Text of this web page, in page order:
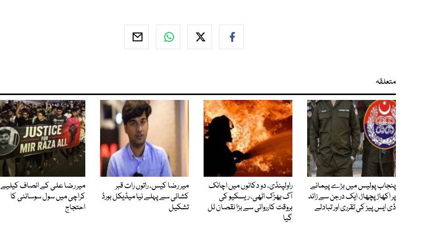
متعلقہ
پنجاب پولیس میں بڑے پیمانے
پر اکھاڑ پچھاڑ، ایک درجن سے زائد
ڈی ایس پیز کی تقرری اور تبادلے
راولپنڈی، دو دکانوں میں اچانک
آگ بھڑک اٹھی، ریسکیو کی
بروقت کارروائی سے بڑا نقصان ٹل
گیا
میر رضا کیس، راتوں رات قبر
کشائی سے پہلے نیا میڈیکل بورڈ
تشکیل
میر رضا علی کے انصاف کیلیے
کراچی میں سول سوسائٹی کا
احتجاج